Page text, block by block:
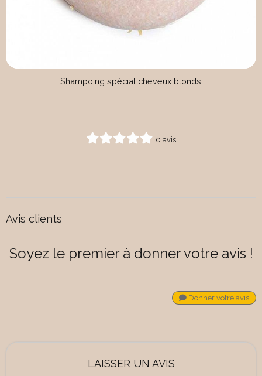
Shampoing spécial cheveux blonds
0 avis
Avis clients
Soyez le premier à donner votre avis !
Donner votre avis
LAISSER UN AVIS